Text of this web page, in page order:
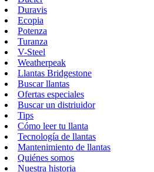
Duravis
Ecopia
Potenza
Turanza
V-Steel
Weatherpeak
Llantas Bridgestone
Buscar llantas
Ofertas especiales
Buscar un distriuidor
Tips
Cómo leer tu llanta
Tecnología de llantas
Mantenimiento de llantas
Quiénes somos
Nuestra historia